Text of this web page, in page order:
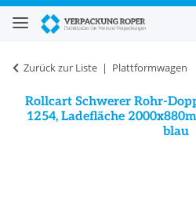
Zurück zur Liste Plattformwagen
Rollcart Schwerer Rohr-
1254, Ladefläche
blau